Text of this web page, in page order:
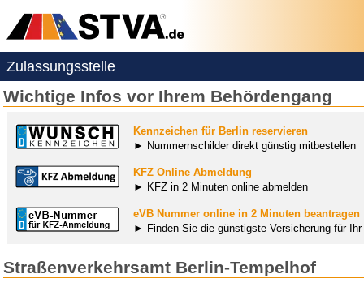
Zulassungsstelle
Wichtige Infos vor Ihrem Behördengang
Kennzeichen für Berlin reservieren
► Nummernschilder direkt günstig mitbestellen
KFZ Online Abmeldung
► KFZ in 2 Minuten online abmelden
eVB Nummer online in 2 Minuten beantragen
► Finden Sie die günstigste Versicherung für
Straßenverkehrsamt Berlin-Tempelhof